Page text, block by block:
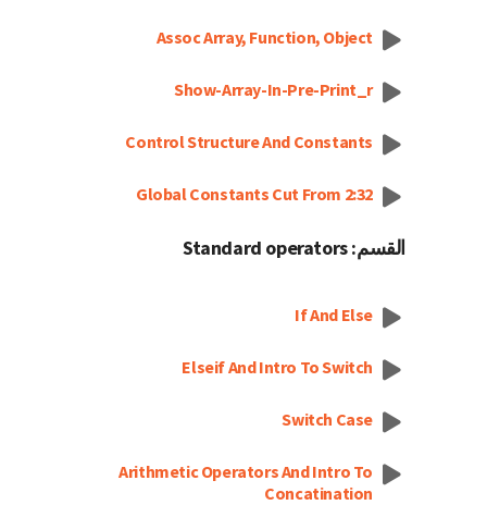
Assoc Array, Function, Object
Show-Array-In-Pre-Print_r
Control Structure And Constants
Global Constants Cut From 2:32
القسم: Standard operators
If And Else
Elseif And Intro To Switch
Switch Case
Arithmetic Operators And Intro To
Concatination